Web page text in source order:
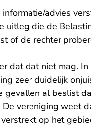
advies
uitleg die de
of de rechter
dat dat niet mag.
zeer duidelijk
gevallen al beslist
vereniging weet
op het